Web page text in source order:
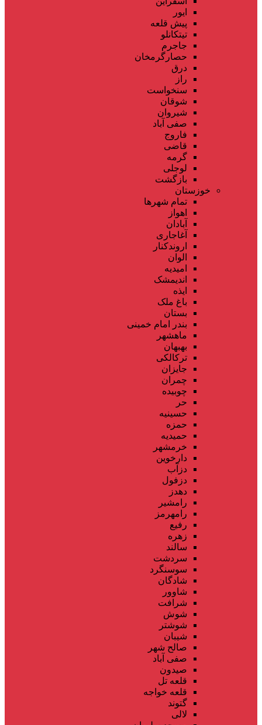
ایور
پیش قلعه
تیتکانلو
جاجرم
حصارگرمخان
درق
راز
سنخواست
شوقان
شیروان
صفی آباد
فاروج
قاضی
گرمه
لوجلی
بازگشت
خوزستان
تمام شهر‌ها
اهواز
آبادان
آغاجاری
اروندکنار
الوان
امیدیه
اندیمشک
ایذه
باغ ملک
بستان
بندر امام خمینی
ماهشهر
بهبهان
ترکالکی
جایزان
چمران
چوبیده
حر
حسینیه
حمزه
حمیدیه
خرمشهر
دارخوین
دزآب
دزفول
دهدز
رامشیر
رامهرمز
رفیع
زهره
سالند
سردشت
سوسنگرد
شادگان
شاوور
شرافت
شوش
شوشتر
شیبان
صالح شهر
صفی آباد
صیدون
قلعه تل
قلعه خواجه
گتوند
لالی